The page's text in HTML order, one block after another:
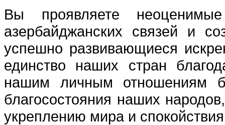
Вы проявляете
азербайджанских связей и
успешно развивающиеся
единство наших стран
нашим личным отношениям
благосостояния наших
укреплению мира и